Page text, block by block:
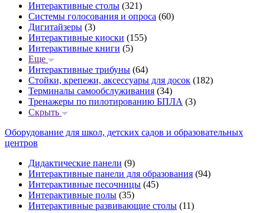
Интерактивные столы (321)
Системы голосования и опроса (60)
Дигитайзеры (3)
Интерактивные киоски (155)
Интерактивные книги (5)
Еще
Интерактивные трибуны (64)
Стойки, крепежи, аксессуары для досок (182)
Терминалы самообслуживания (34)
Тренажеры по пилотированию БПЛА (3)
Скрыть
Оборудование для школ, детских садов и образовательных
центров
Дидактические панели (9)
Интерактивные панели для образования (94)
Интерактивные песочницы (45)
Интерактивные полы (35)
Интерактивные развивающие столы (11)